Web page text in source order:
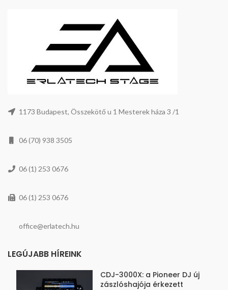
1173 Budapest, Összekötő u 1 Mesterek háza 3 /1
06 (70) 938 3505
06 (1) 253 0676
06 (1) 253 0676
office@erlatech.hu
LEGÚJABB HÍREINK
CDJ-3000X: a Pioneer DJ új
zászlóshajója érkezett